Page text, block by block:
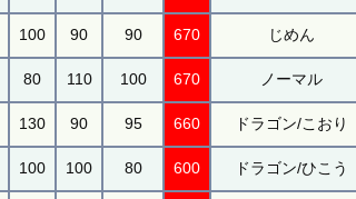
100 90 90 670 じめん
80 110 100 670 ノーマル
130 90 95 660 ドラゴン/こおり
100 100 80 600 ドラゴン/ひこう